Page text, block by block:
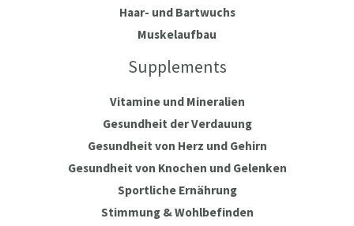
Haar- und Bartwuchs
Muskelaufbau
Supplements
Vitamine und Mineralien
Gesundheit der Verdauung
Gesundheit von Herz und Gehirn
Gesundheit von Knochen und Gelenken
Sportliche Ernährung
Stimmung & Wohlbefinden